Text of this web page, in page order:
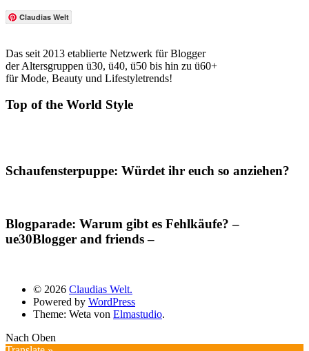
Claudias Welt
Das seit 2013 etablierte Netzwerk für Blogger
der Altersgruppen ü30, ü40, ü50 bis hin zu ü60+
für Mode, Beauty und Lifestyletrends!
Top of the World Style
Schaufensterpuppe: Würdet ihr euch so anziehen?
Blogparade: Warum gibt es Fehlkäufe? –
ue30Blogger and friends –
© 2026 Claudias Welt.
Powered by WordPress
Theme: Weta von Elmastudio.
Nach Oben